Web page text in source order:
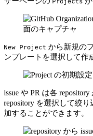
New Project から新規の
ンプレートを選択して作
issue や PR は各
repository を選択して絞
加することができます。